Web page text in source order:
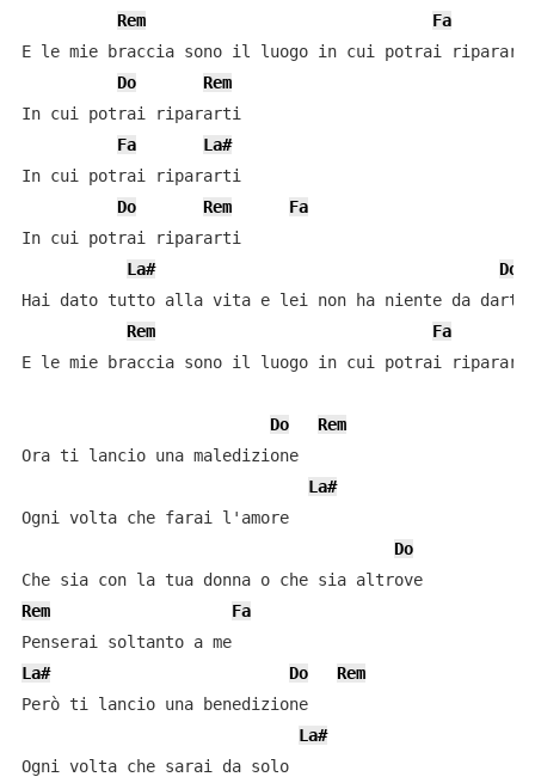
Rem
Fa
E le mie braccia sono il luogo in cui potrai
Do
Rem
In cui potrai ripararti
Fa
La#
In cui potrai ripararti
Do
Rem
Fa
In cui potrai ripararti
La#
Do
Hai dato tutto alla vita e lei non ha niente da darti
Rem
Fa
E le mie braccia sono il luogo in cui potrai
Do
Rem
Ora ti lancio una maledizione
La#
Ogni volta che farai l'amore
Do
Che sia con la tua donna o che sia altrove
Rem
Fa
Penserai soltanto a me
La#
Do
Rem
Però ti lancio una benedizione
La#
Ogni volta che sarai da solo